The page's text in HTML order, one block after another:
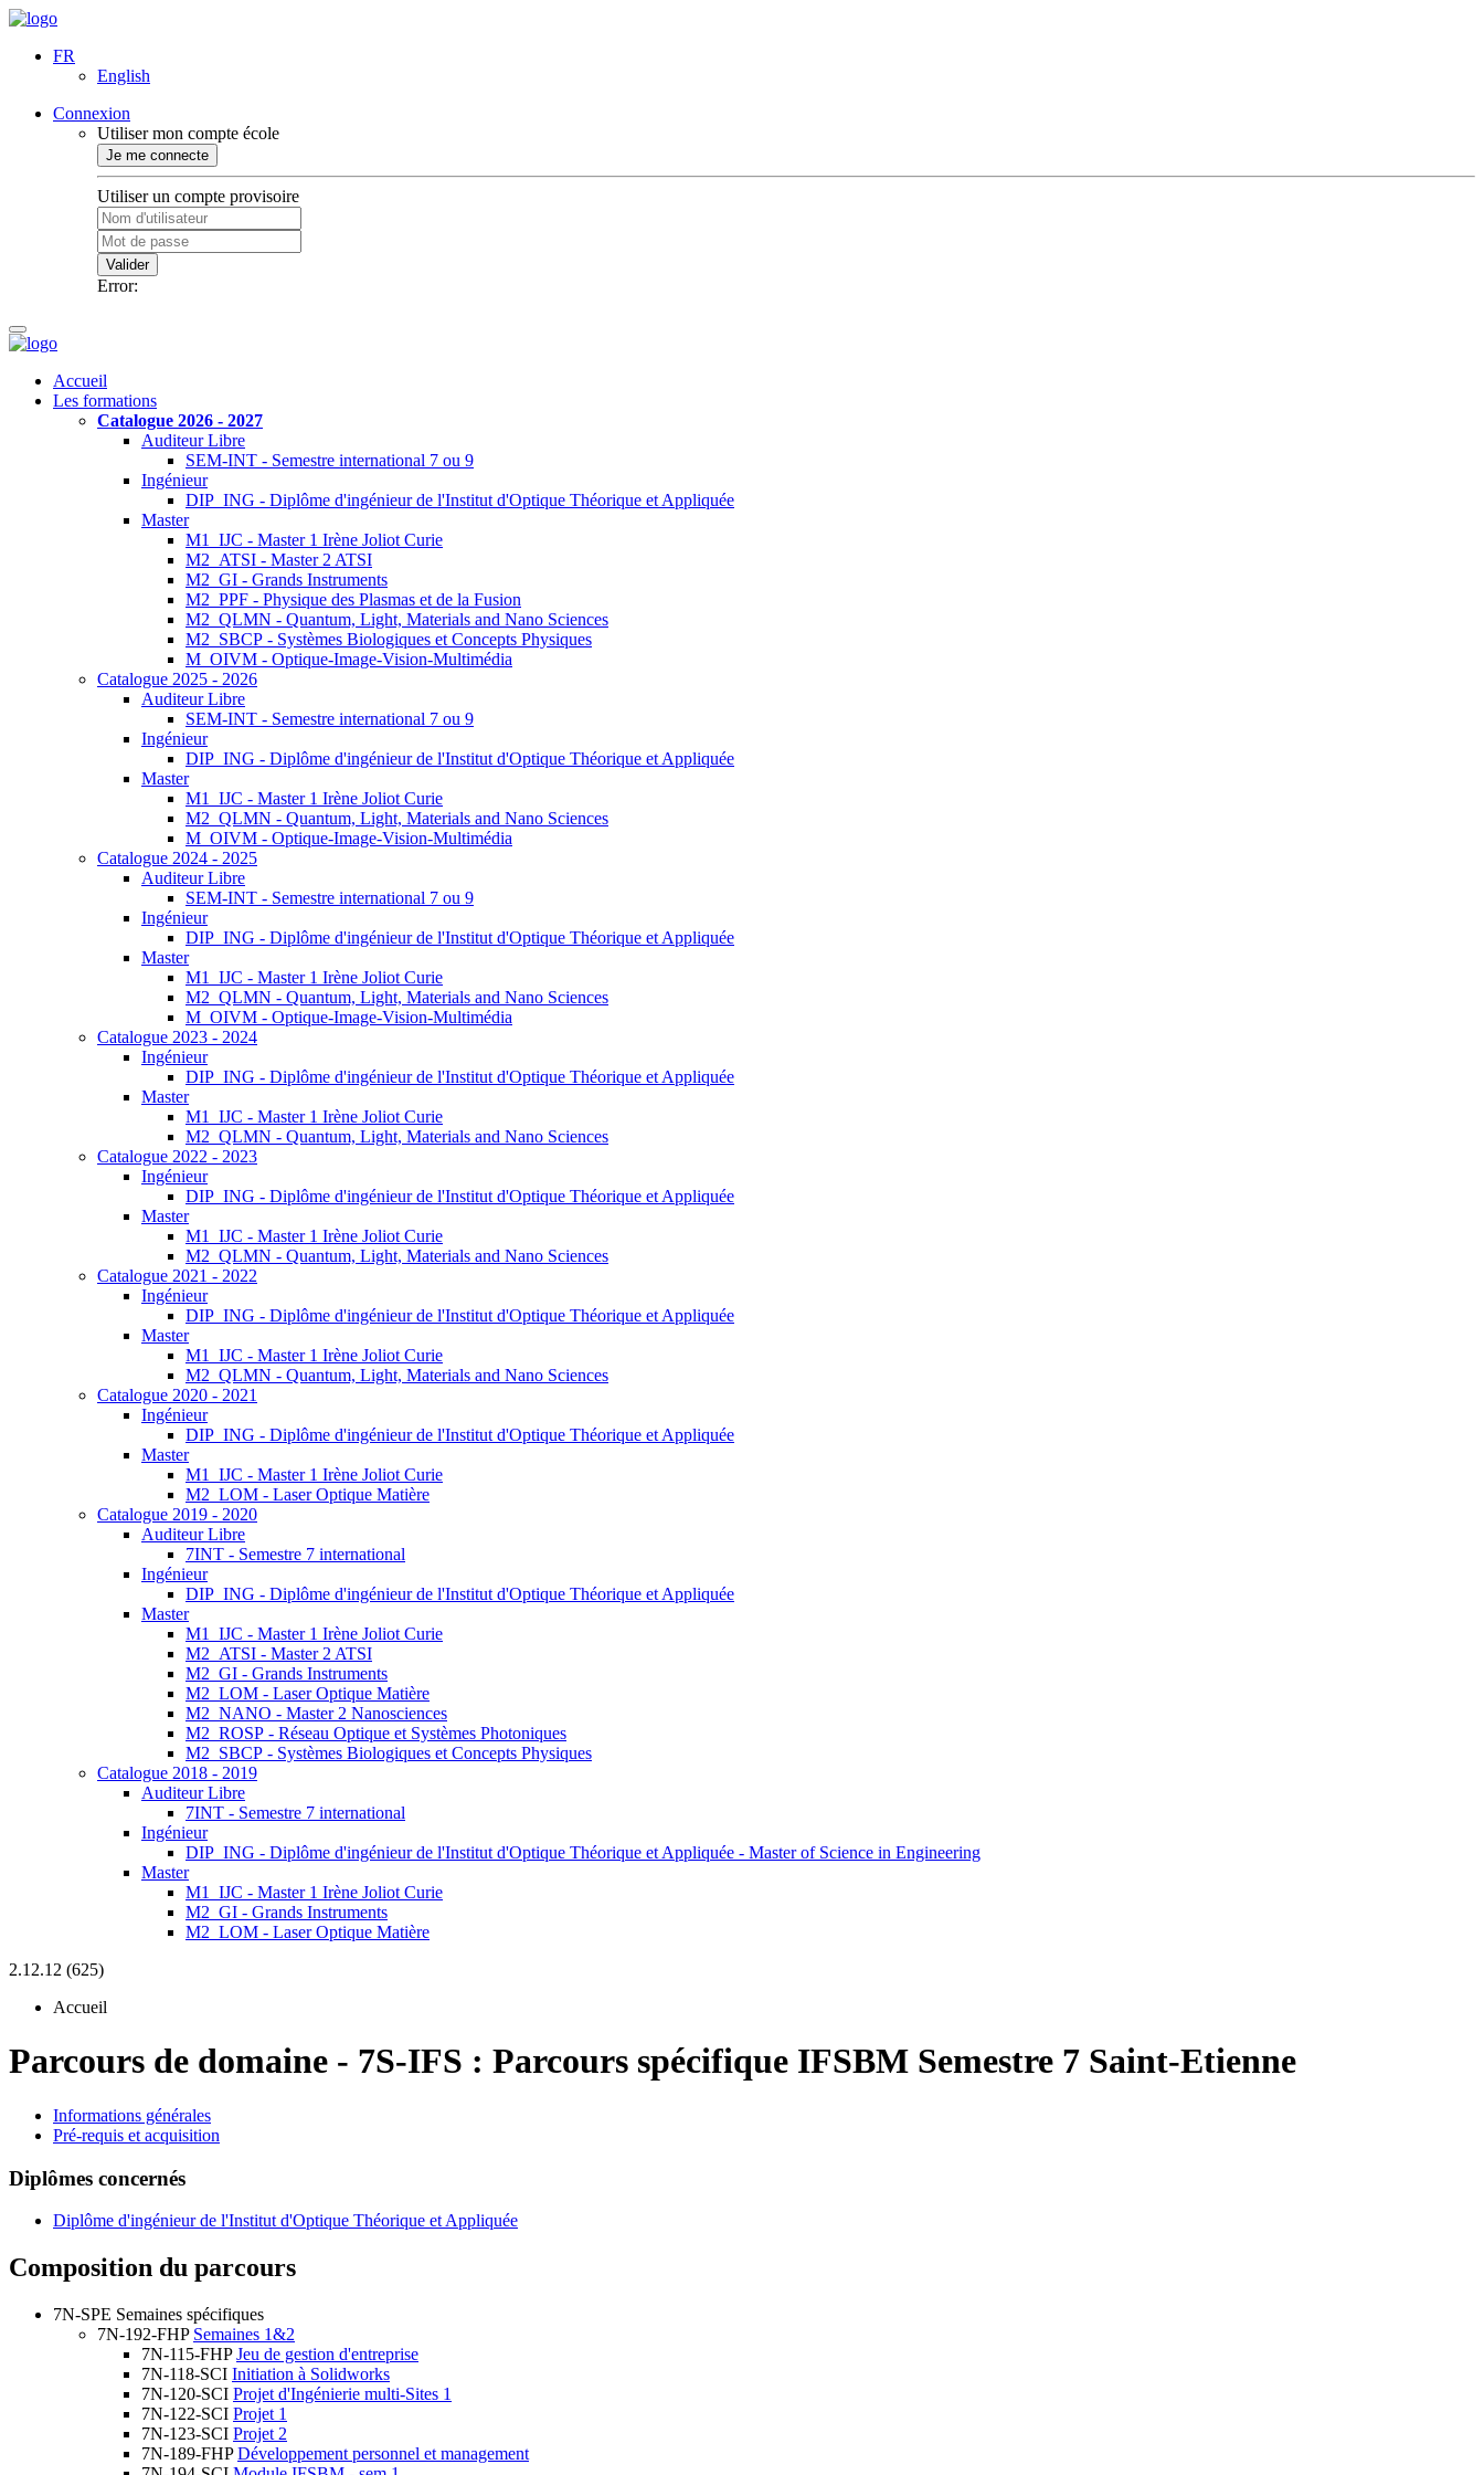
FR
English
Connexion
Utiliser mon compte école
Je me connecte
Utiliser un compte provisoire
Valider
Error:
Accueil
Les formations
Catalogue 2026 - 2027
Auditeur Libre
SEM-INT - Semestre international 7 ou 9
Ingénieur
DIP_ING - Diplôme d'ingénieur de l'Institut d'Optique Théorique et Appliquée
Master
M1_IJC - Master 1 Irène Joliot Curie
M2_ATSI - Master 2 ATSI
M2_GI - Grands Instruments
M2_PPF - Physique des Plasmas et de la Fusion
M2_QLMN - Quantum, Light, Materials and Nano Sciences
M2_SBCP - Systèmes Biologiques et Concepts Physiques
M_OIVM - Optique-Image-Vision-Multimédia
Catalogue 2025 - 2026
Auditeur Libre
SEM-INT - Semestre international 7 ou 9
Ingénieur
DIP_ING - Diplôme d'ingénieur de l'Institut d'Optique Théorique et Appliquée
Master
M1_IJC - Master 1 Irène Joliot Curie
M2_QLMN - Quantum, Light, Materials and Nano Sciences
M_OIVM - Optique-Image-Vision-Multimédia
Catalogue 2024 - 2025
Auditeur Libre
SEM-INT - Semestre international 7 ou 9
Ingénieur
DIP_ING - Diplôme d'ingénieur de l'Institut d'Optique Théorique et Appliquée
Master
M1_IJC - Master 1 Irène Joliot Curie
M2_QLMN - Quantum, Light, Materials and Nano Sciences
M_OIVM - Optique-Image-Vision-Multimédia
Catalogue 2023 - 2024
Ingénieur
DIP_ING - Diplôme d'ingénieur de l'Institut d'Optique Théorique et Appliquée
Master
M1_IJC - Master 1 Irène Joliot Curie
M2_QLMN - Quantum, Light, Materials and Nano Sciences
Catalogue 2022 - 2023
Ingénieur
DIP_ING - Diplôme d'ingénieur de l'Institut d'Optique Théorique et Appliquée
Master
M1_IJC - Master 1 Irène Joliot Curie
M2_QLMN - Quantum, Light, Materials and Nano Sciences
Catalogue 2021 - 2022
Ingénieur
DIP_ING - Diplôme d'ingénieur de l'Institut d'Optique Théorique et Appliquée
Master
M1_IJC - Master 1 Irène Joliot Curie
M2_QLMN - Quantum, Light, Materials and Nano Sciences
Catalogue 2020 - 2021
Ingénieur
DIP_ING - Diplôme d'ingénieur de l'Institut d'Optique Théorique et Appliquée
Master
M1_IJC - Master 1 Irène Joliot Curie
M2_LOM - Laser Optique Matière
Catalogue 2019 - 2020
Auditeur Libre
7INT - Semestre 7 international
Ingénieur
DIP_ING - Diplôme d'ingénieur de l'Institut d'Optique Théorique et Appliquée
Master
M1_IJC - Master 1 Irène Joliot Curie
M2_ATSI - Master 2 ATSI
M2_GI - Grands Instruments
M2_LOM - Laser Optique Matière
M2_NANO - Master 2 Nanosciences
M2_ROSP - Réseau Optique et Systèmes Photoniques
M2_SBCP - Systèmes Biologiques et Concepts Physiques
Catalogue 2018 - 2019
Auditeur Libre
7INT - Semestre 7 international
Ingénieur
DIP_ING - Diplôme d'ingénieur de l'Institut d'Optique Théorique et Appliquée - Master of Science in Engineering
Master
M1_IJC - Master 1 Irène Joliot Curie
M2_GI - Grands Instruments
M2_LOM - Laser Optique Matière
2.12.12 (625)
Accueil
Parcours de domaine - 7S-IFS : Parcours spécifique IFSBM Semestre 7 Saint-Etienne
Informations générales
Pré-requis et acquisition
Diplômes concernés
Diplôme d'ingénieur de l'Institut d'Optique Théorique et Appliquée
Composition du parcours
7N-SPE Semaines spécifiques
7N-192-FHP Semaines 1&2
7N-115-FHP Jeu de gestion d'entreprise
7N-118-SCI Initiation à Solidworks
7N-120-SCI Projet d'Ingénierie multi-Sites 1
7N-122-SCI Projet 1
7N-123-SCI Projet 2
7N-189-FHP Développement personnel et management